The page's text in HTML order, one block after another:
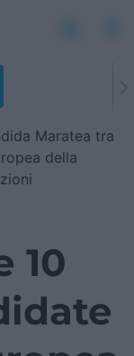
Maratea tra
della
10